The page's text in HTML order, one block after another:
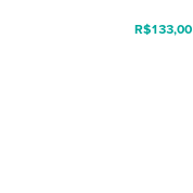
R$133,00